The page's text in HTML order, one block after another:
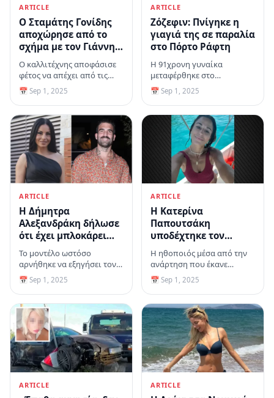
ARTICLE
Ο Σταμάτης Γονίδης
αποχώρησε από το
σχήμα με τον Γιάννη
Πλούταρχο - «Θα
έπρεπε να σέβονται
την ιστορία μου»
αναφέρει σε
ανακοίνωσή του
Ο καλλιτέχνης αποφάσισε
φέτος να απέχει από τις
νυχτερινές πίστες
📅 Sep 1, 2025
ARTICLE
Ζόζεφιν: Πνίγηκε η
γιαγιά της σε παραλία
στο Πόρτο Ράφτη
Η 91χρονη γυναίκα
μεταφέρθηκε στο
Ασκληπιείο Βούλας, όπου
διαπιστώθηκε ο θάνατός
της
📅 Sep 1, 2025
ARTICLE
H Δήμητρα
Αλεξανδράκη δήλωσε
ότι έχει μπλοκάρει
τον Δημήτρη
Αλεξάνδρου στο
Instagram
Το μοντέλο ωστόσο
αρνήθηκε να εξηγήσει τον
λόγο
📅 Sep 1, 2025
ARTICLE
Η Κατερίνα
Παπουτσάκη
υποδέχτηκε τον
Σεπτέμβριο
δημοσιεύοντας
φωτογραφίες από τις
διακοπές της στο
Αγκίστρι
Η ηθοποιός μέσα από την
ανάρτηση που έκανε
ευχήθηκε «καλό μήνα»
στους διαδικτυακούς της
ακόλουθους
📅 Sep 1, 2025
ARTICLE ARTICLE